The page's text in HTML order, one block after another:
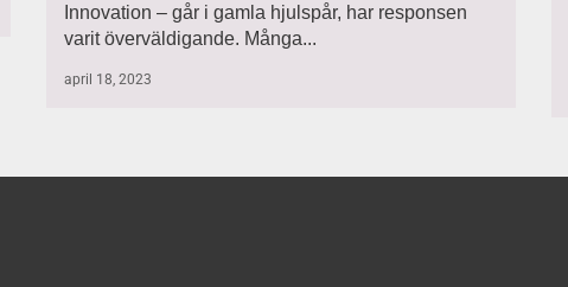
Innovation – går i gamla hjulspår, har responsen
varit överväldigande. Många...
april 18, 2023